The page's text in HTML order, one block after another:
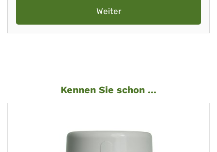
Weiter
Kennen Sie schon ...